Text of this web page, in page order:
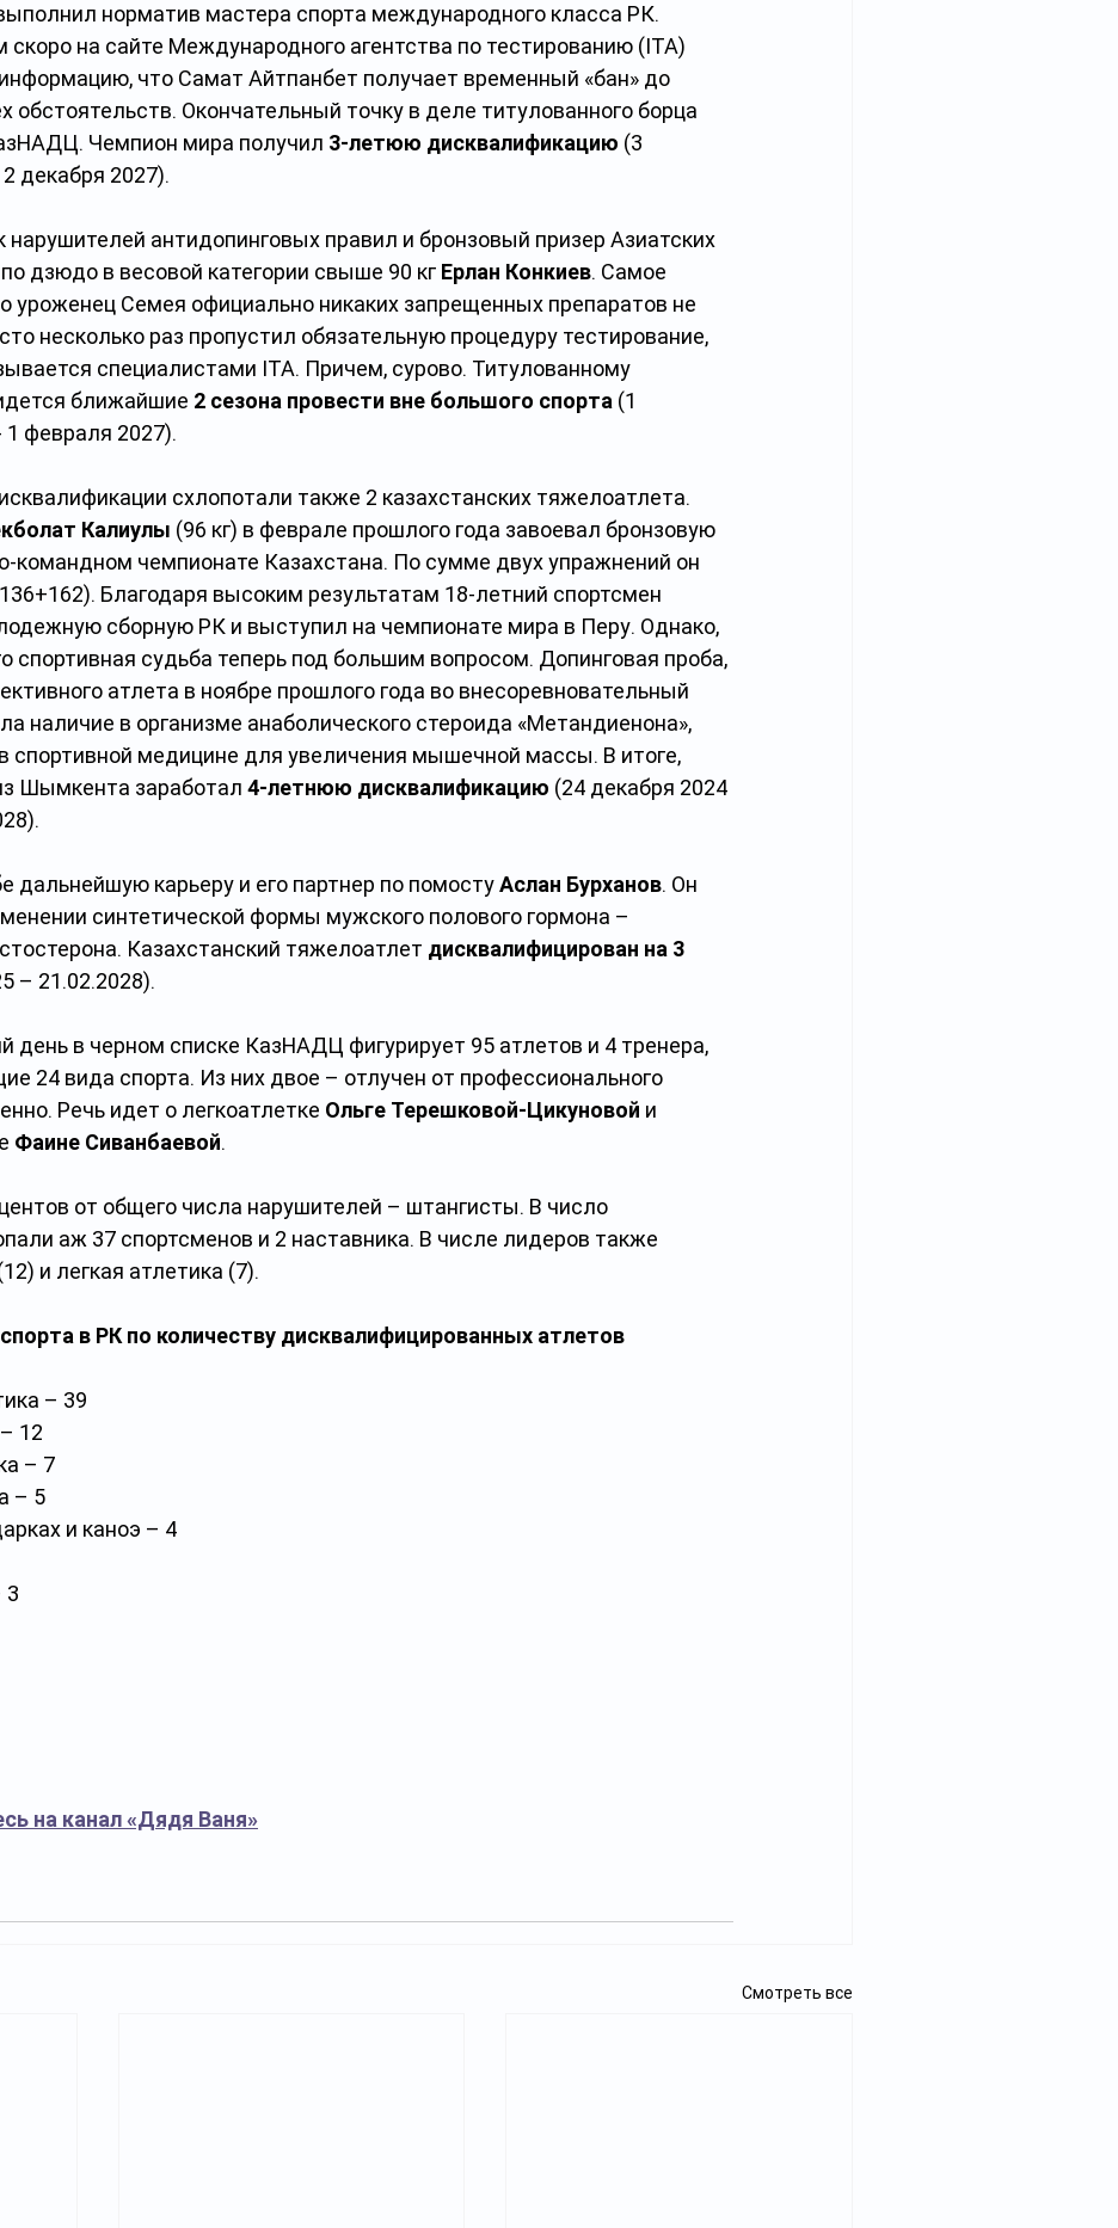
норматив мастера спорта международного класса РК.
скоро на сайте Международного агентства по тестированию (ITA)
что Самат Айтпанбет получает временный «бан» до
обстоятельств. Окончательный точку в деле титулованного борца
Чемпион мира получил 3-летюю дисквалификацию (3
декабря 2027).
нарушителей антидопинговых правил и бронзовый призер Азиатских
дзюдо в весовой категории свыше 90 кг Ерлан Конкиев. Самое
уроженец Семея официально никаких запрещенных препаратов не
несколько раз пропустил обязательную процедуру тестирование,
специалистами ITA. Причем, сурово. Титулованному
ближайшие 2 сезона провести вне большого спорта (1
февраля 2027).
схлопотали также 2 казахстанских тяжелоатлета.
Калиулы (96 кг) в феврале прошлого года завоевал бронзовую
командном чемпионате Казахстана. По сумме двух упражнений он
Благодаря высоким результатам 18-летний спортсмен
сборную РК и выступил на чемпионате мира в Перу. Однако,
спортивная судьба теперь под большим вопросом. Допинговая проба,
атлета в ноябре прошлого года во внесоревновательный
наличие в организме анаболического стероида «Метандиенона»,
спортивной медицине для увеличения мышечной массы. В итоге,
Шымкента заработал 4-летнюю дисквалификацию (24 декабря 2024
дальнейшую карьеру и его партнер по помосту Аслан Бурханов. Он
синтетической формы мужского полового гормона –
Казахстанский тяжелоатлет дисквалифицирован на 3
– 21.02.2028).
день в черном списке КазНАДЦ фигурирует 95 атлетов и 4 тренера,
24 вида спорта. Из них двое – отлучен от профессионального
Речь идет о легкоатлетке Ольге Терешковой-Цикуновой и
Фаине Сиванбаевой.
от общего числа нарушителей – штангисты. В число
аж 37 спортсменов и 2 наставника. В числе лидеров также
и легкая атлетика (7).
в РК по количеству дисквалифицированных атлетов
– 39
12
– 7
– 5
и каноэ – 4
3
на канал «Дядя Ваня»
Смотреть все